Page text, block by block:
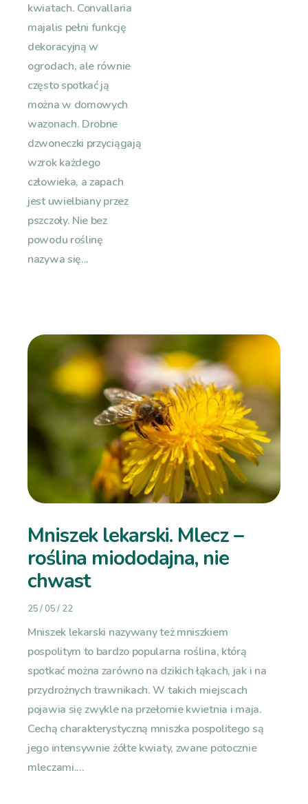
kwiatach. Convallaria
majalis pełni funkcję
dekoracyjną w
ogrodach, ale równie
często spotkać ją
można w domowych
wazonach. Drobne
dzwoneczki przyciągają
wzrok każdego
człowieka, a zapach
jest uwielbiany przez
pszczoły. Nie bez
powodu roślinę
nazywa się...
Mniszek lekarski. Mlecz –
roślina miododajna, nie
chwast
25 / 05 / 22
Mniszek lekarski nazywany też mniszkiem
pospolitym to bardzo popularna roślina, którą
spotkać można zarówno na dzikich łąkach, jak i na
przydrożnych trawnikach. W takich miejscach
pojawia się zwykle na przełomie kwietnia i maja.
Cechą charakterystyczną mniszka pospolitego są
jego intensywnie żółte kwiaty, zwane potocznie
mleczami....